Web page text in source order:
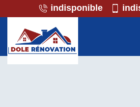
indisponible